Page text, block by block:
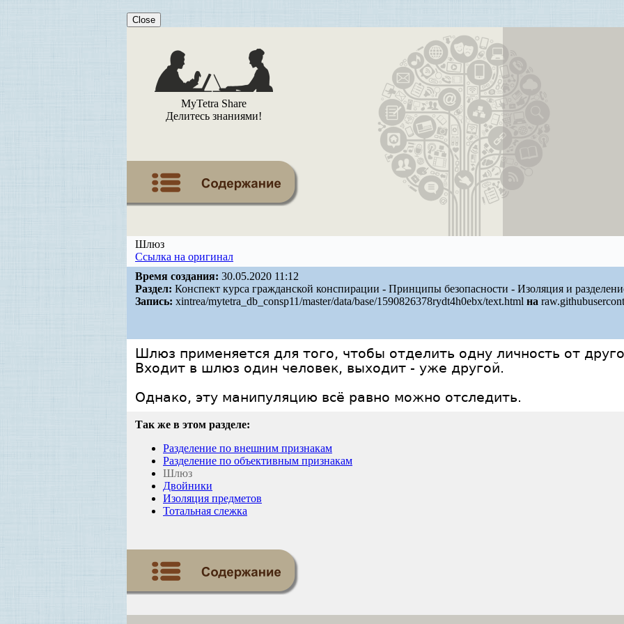
Close
MyTetra Share
Делитесь знаниями!
Шлюз
Ссылка на оригинал
Время создания: 30.05.2020 11:12
Раздел: Конспект курса гражданской конспирации - Принципы безопасности - Изоляция и
Запись: xintrea/mytetra_db_consp11/master/data/base/1590826378rydt4h0ebx/text.html на
Шлюз применяется для того, чтобы отделить одну личность от
Входит в шлюз один человек, выходит - уже другой.
Однако, эту манипуляцию всё равно можно отследить.
Так же в этом разделе:
Разделение по внешним признакам
Разделение по объективным признакам
Шлюз
Двойники
Изоляция предметов
Тотальная слежка